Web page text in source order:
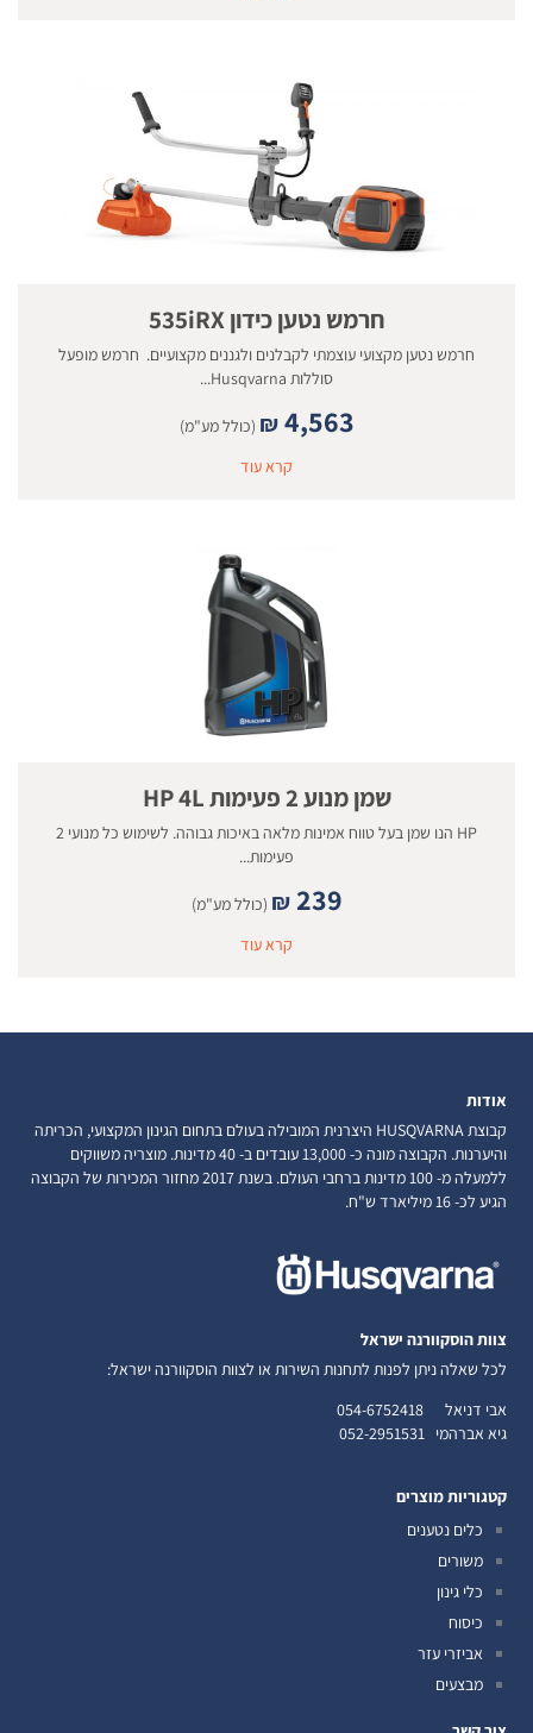
חרמש נטען כידון 535iRX
חרמש נטען מקצועי עוצמתי לקבלנים ולגננים מקצועיים. חרמש מופעל
סוללות Husqvarna...
₪ 4,563
(כולל מע"מ)
קרא עוד
שמן מנוע 2 פעימות HP 4L
HP הנו שמן בעל טווח אמינות מלאה באיכות גבוהה. לשימוש כל מנועי 2
פעימות...
₪ 239
(כולל מע"מ)
קרא עוד
אודות
קבוצת HUSQVARNA היצרנית המובילה בעולם בתחום הגינון המקצועי, הכריתה
והיערנות. הקבוצה מונה כ- 13,000 עובדים ב- 40 מדינות. מוצריה משווקים
ללמעלה מ- 100 מדינות ברחבי העולם. בשנת 2017 מחזור המכירות של הקבוצה
הגיע לכ- 16 מיליארד ש"ח.
צוות הוסקוורנה ישראל
לכל שאלה ניתן לפנות לתחנות השירות או לצוות הוסקוורנה ישראל:
אבי דניאל 054-6752418
גיא אברהמי 052-2951531
קטגוריות מוצרים
כלים נטענים
משורים
כלי גינון
כיסוח
אביזרי עזר
מבצעים